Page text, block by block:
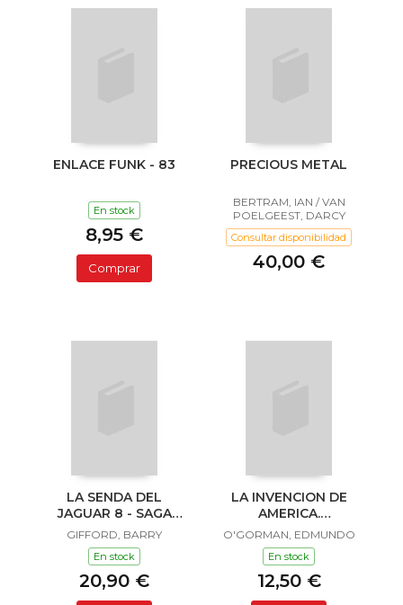
ENLACE FUNK - 83
En stock
8,95 €
Comprar
PRECIOUS METAL
BERTRAM, IAN / VAN
POELGEEST, DARCY
Consultar disponibilidad
40,00 €
LA SENDA DEL
JAGUAR 8 - SAGA
SAILOR Y LULA
GIFFORD, BARRY
En stock
20,90 €
LA INVENCION DE
AMERICA.
INVESTIGACION
ACERCA DE L
O'GORMAN, EDMUNDO
En stock
12,50 €